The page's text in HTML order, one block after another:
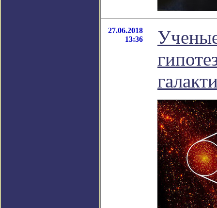
27.06.2018
13:36